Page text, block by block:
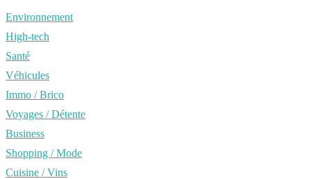
Environnement
High-tech
Santé
Véhicules
Immo / Brico
Voyages / Détente
Business
Shopping / Mode
Cuisine / Vins